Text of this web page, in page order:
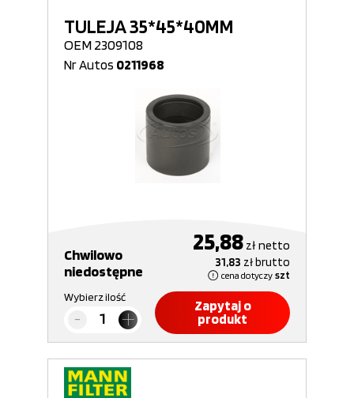
TULEJA 35*45*40MM
OEM 2309108
Nr Autos 0211968
Chwilowo
niedostępne
25,88 złnetto
31,83 złbrutto
cena dotyczy szt
Wybierz ilość
Zapytaj o
produkt